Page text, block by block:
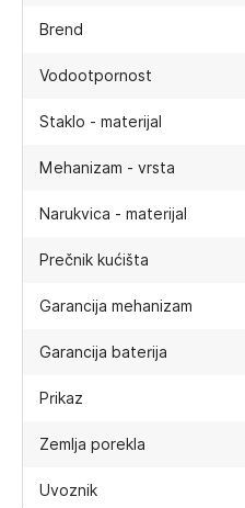
Brend
Vodootpornost
Staklo - materijal
Mehanizam - vrsta
Narukvica - materijal
Prečnik kućišta
Garancija mehanizam
Garancija baterija
Prikaz
Zemlja porekla
Uvoznik